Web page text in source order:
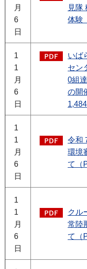
月
6
日
見隊
体験
1
1
月
6
日
いば
セン
0組
の開
1
1
月
6
日
令和
環境
て（
1
1
月
6
日
クル
常陸
て（